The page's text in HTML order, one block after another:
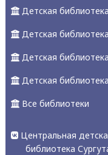
Детская
Детская
Детская
Детская
Все библиотеки
Центральная
библиотека